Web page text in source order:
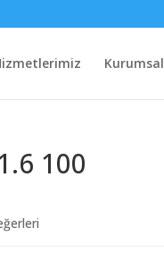
Kurumsal
100